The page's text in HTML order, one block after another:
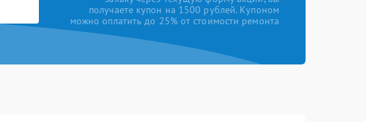
получаете купон на 1500 рублей. Купоном
можно оплатить до 25% от стоимости ремонта